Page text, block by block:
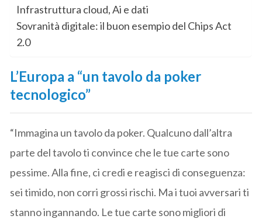
Infrastruttura cloud, Ai e dati
Sovranità digitale: il buon esempio del Chips Act
2.0
L’Europa a “un tavolo da poker
tecnologico”
“Immagina un tavolo da poker. Qualcuno dall’altra
parte del tavolo ti convince che le tue carte sono
pessime. Alla fine, ci credi e reagisci di conseguenza:
sei timido, non corri grossi rischi. Ma i tuoi avversari ti
stanno ingannando. Le tue carte sono migliori di